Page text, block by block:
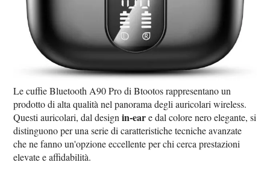
Le cuffie Bluetooth A90 Pro di Btootos rappresentano un
prodotto di alta qualità nel panorama degli auricolari wireless.
Questi auricolari, dal designin-eare dal colore nero elegante, si
distinguono per una serie di caratteristiche tecniche avanzate
che ne fanno un'opzione eccellente per chi cerca prestazioni
elevate e affidabilità.